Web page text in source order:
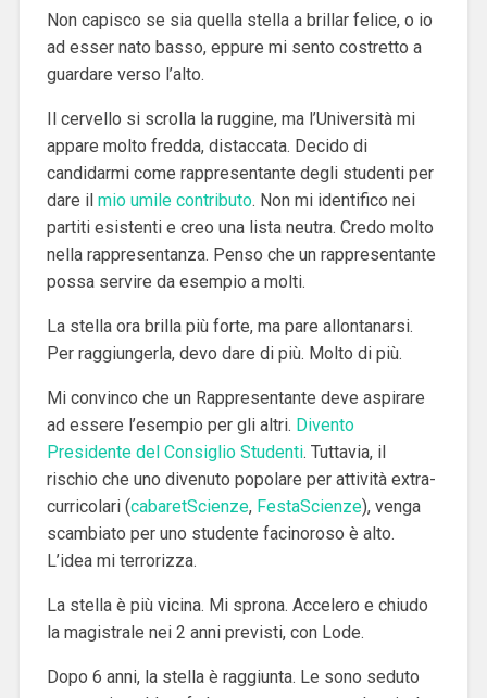
Non capisco se sia quella stella a brillar felice, o io
ad esser nato basso, eppure mi sento costretto a
guardare verso l’alto.
Il cervello si scrolla la ruggine, ma l’Università mi
appare molto fredda, distaccata. Decido di
candidarmi come rappresentante degli studenti per
dare il mio umile contributo. Non mi identifico nei
partiti esistenti e creo una lista neutra. Credo molto
nella rappresentanza. Penso che un rappresentante
possa servire da esempio a molti.
La stella ora brilla più forte, ma pare allontanarsi.
Per raggiungerla, devo dare di più. Molto di più.
Mi convinco che un Rappresentante deve aspirare
ad essere l’esempio per gli altri. Divento
Presidente del Consiglio Studenti. Tuttavia, il
rischio che uno divenuto popolare per attività extra-
curricolari (cabaretScienze, FestaScienze), venga
scambiato per uno studente facinoroso è alto.
L’idea mi terrorizza.
La stella è più vicina. Mi sprona. Accelero e chiudo
la magistrale nei 2 anni previsti, con Lode.
Dopo 6 anni, la stella è raggiunta. Le sono seduto